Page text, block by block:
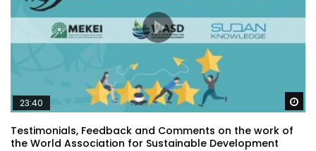
23:40
Testimonials, Feedback and Comments on the work of
the World Association for Sustainable Development